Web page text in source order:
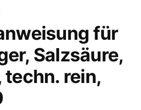
für
Salzsäure,
techn. rein,